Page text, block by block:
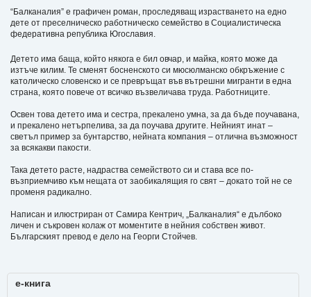
“Балканалия” е графичен роман, проследяващ израстването на едно
дете от преселническо работническо семейство в Социалистическа
федеративна република Югославия.
Детето има баща, който някога е бил овчар, и майка, която може да
изтъче килим. Те сменят босненското си мюсюлманско обкръжение с
католическо словенско и се превръщат във вътрешни мигранти в една
страна, която повече от всичко възвеличава труда. Работниците.
Освен това детето има и сестра, прекалено умна, за да бъде поучавана,
и прекалено нетърпелива, за да поучава другите. Нейният инат –
светъл пример за бунтарство, нейната компания – отлична възможност
за всякакви пакости.
Така детето расте, надраства семейството си и става все по-
възприемчиво към нещата от заобикалящия го свят – докато той не се
променя радикално.
Написан и илюстриран от Самира Кентрич, „Балканалия“ е дълбоко
личен и съкровен колаж от моментите в нейния собствен живот.
Българският превод е дело на Георги Стойчев.
е-книга